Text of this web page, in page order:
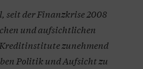
seit der Finanzkrise 2008
und aufsichtlichen
zunehmend
Politik und Aufsicht zu